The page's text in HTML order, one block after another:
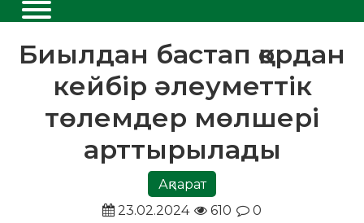
Биылдан бастап қордан
кейбір әлеуметтік
төлемдер мөлшері
арттырылады
Ақпарат
23.02.2024
610 0